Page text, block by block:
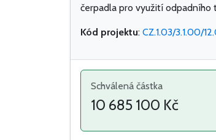
čerpadla pro využití odpadního
Kód projektu: CZ.1.03/3.1.00/
Schválená částka
10 685 100 Kč